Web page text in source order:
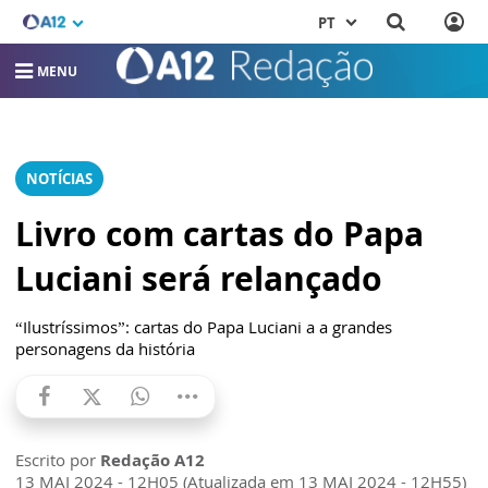
PT
MENU
NOTÍCIAS
Livro com cartas do Papa
Luciani será relançado
“Ilustríssimos”: cartas do Papa Luciani a a grandes
personagens da história
Escrito por Redação A12
13 MAI 2024 - 12H05 (Atualizada em 13 MAI 2024 - 12H55)